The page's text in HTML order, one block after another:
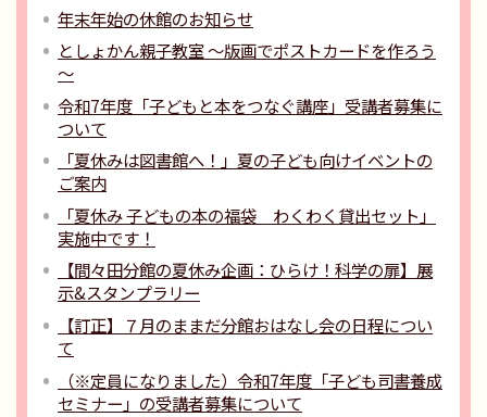
年末年始の休館のお知らせ
としょかん親子教室 ～版画でポストカードを作ろう
～
令和7年度「子どもと本をつなぐ講座」受講者募集に
ついて
「夏休みは図書館へ！」夏の子ども向けイベントの
ご案内
「夏休み 子どもの本の福袋 わくわく貸出セット」
実施中です！
【間々田分館の夏休み企画：ひらけ！科学の扉】展
示&スタンプラリー
【訂正】７月のままだ分館おはなし会の日程につい
て
（※定員になりました）令和7年度「子ども司書養成
セミナー」の受講者募集について